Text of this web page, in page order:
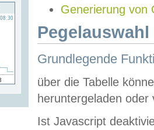
Generierung von
Grundlegende
über die Tabelle
heruntergeladen oder
Ist Javascript